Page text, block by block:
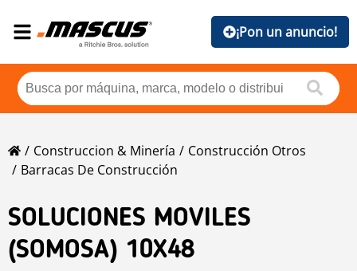
¡Pon un anuncio!
Construccion & Minería
Construcción Otros
Barracas De Construcción
SOLUCIONES MOVILES
(SOMOSA) 10X48